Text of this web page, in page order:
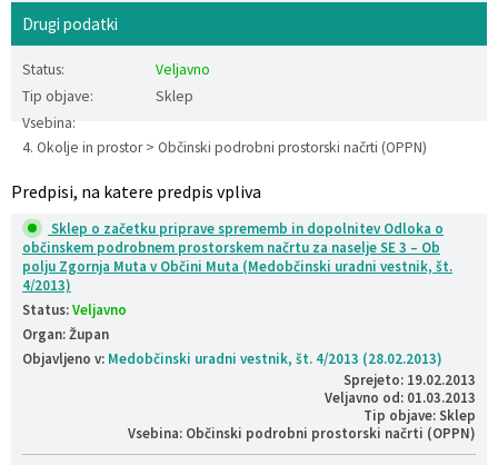
Drugi podatki
Status:
Veljavno
Tip objave:
Sklep
Vsebina:
4. Okolje in prostor > Občinski podrobni prostorski načrti (OPPN)
Predpisi, na katere predpis vpliva
Sklep o začetku priprave sprememb in dopolnitev Odloka o
občinskem podrobnem prostorskem načrtu za naselje SE 3 – Ob
polju Zgornja Muta v Občini Muta (Medobčinski uradni vestnik, št.
4/2013)
Status:Veljavno
Organ: Župan
Objavljeno v: Medobčinski uradni vestnik, št. 4/2013 (28.02.2013)
Sprejeto: 19.02.2013
Veljavno od: 01.03.2013
Tip objave: Sklep
Vsebina: Občinski podrobni prostorski načrti (OPPN)
Katalog informacij javnega značaja
Lokalne volitve